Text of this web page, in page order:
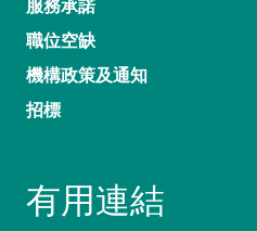
服務承諾
職位空缺
機構政策及通知
招標
有用連結